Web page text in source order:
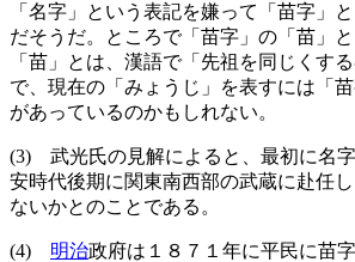
「名字」という表記を嫌って「苗字」
だそうだ。ところで「苗字」の「苗」
「苗」とは、漢語で「先祖を同じくす
で、現在の「みょうじ」を表すには「
があっているのかもしれない。
(3) 武光氏の見解によると、最初に名
安時代後期に関東南西部の武蔵に赴任し
ないかとのことである。
(4) 明治政府は１８７１年に平民に苗